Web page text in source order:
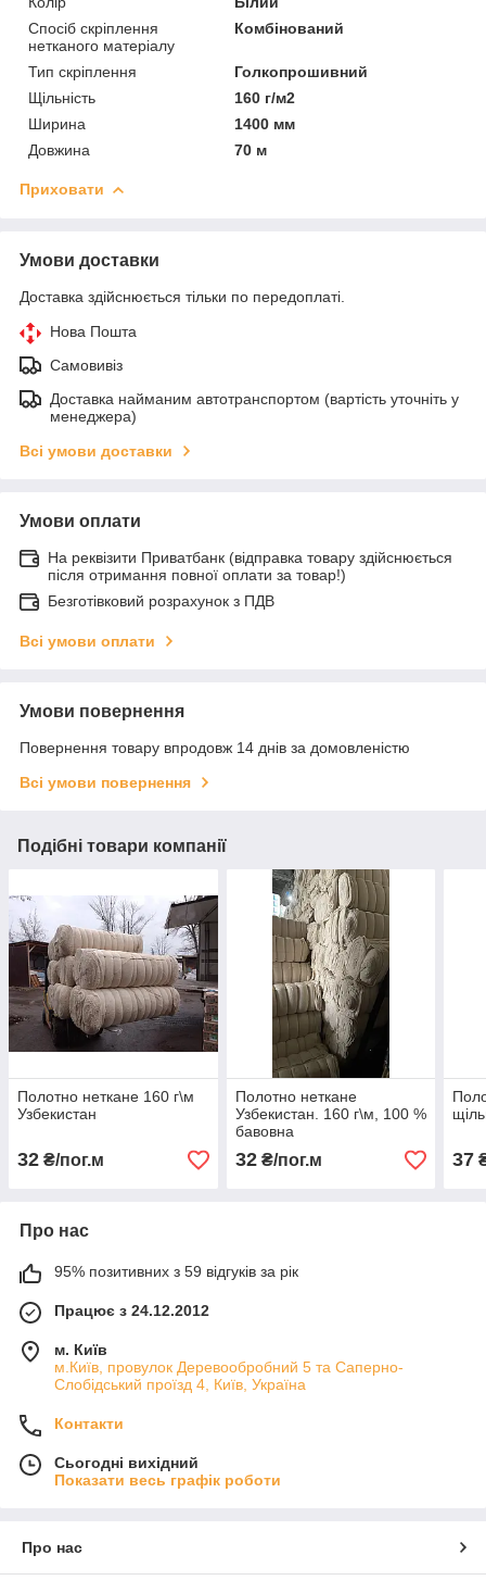
Спосіб скріплення
нетканого матеріалу
Комбінований
Тип скріплення
Голкопрошивний
Щільність
160 г/м2
Ширина
1400 мм
Довжина
70 м
Приховати
Умови доставки
Доставка здійснюється тільки по передоплаті.
Нова Пошта
Самовивіз
Доставка найманим автотранспортом (вартість уточніть у
менеджера)
Всі умови доставки
Умови оплати
На реквізити Приватбанк (відправка товару здійснюється
після отримання повної оплати за товар!)
Безготівковий розрахунок з ПДВ
Всі умови оплати
Умови повернення
Повернення товару впродовж 14 днів за домовленістю
Всі умови повернення
Подібні товари компанії
Полотно неткане 160 г\м
Узбекистан
32 ₴/пог.м
Полотно неткане
Узбекистан. 160 г\м, 100 %
бавовна
32₴/пог.м 37
Про нас
95% позитивних з 59 відгуків за рік
Працює з 24.12.2012
м. Київ
м.Київ, провулок Деревообробний 5 та Саперно-
Слобідський проїзд 4, Київ, Україна
Контакти
Сьогодні вихідний
Показати весь графік роботи
Про нас